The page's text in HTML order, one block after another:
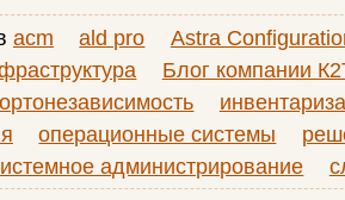
acm ald pro
Astra
Блог компании
операционные системы
администрирование